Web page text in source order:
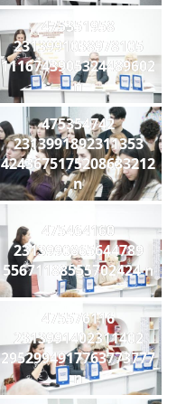
475351958
2313991038978105
1116743905324489602
n
475354742
2313991892311353
4243675175208633212
n
475464160
2313990865644789
55671188555702424 n
475576116
2313991402311402
2952994917763773777
n